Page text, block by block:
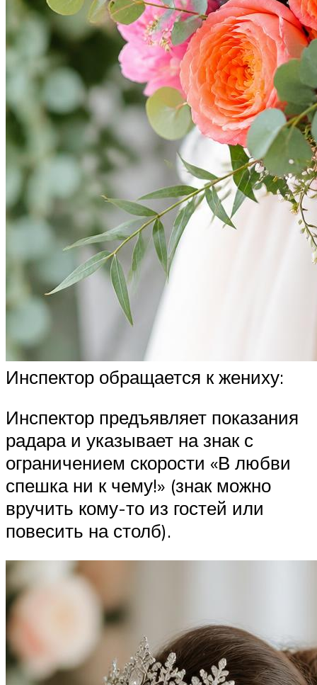
Инспектор обращается к жениху:
Инспектор предъявляет показания
радара и указывает на знак с
ограничением скорости «В любви
спешка ни к чему!» (знак можно
вручить кому-то из гостей или
повесить на столб).